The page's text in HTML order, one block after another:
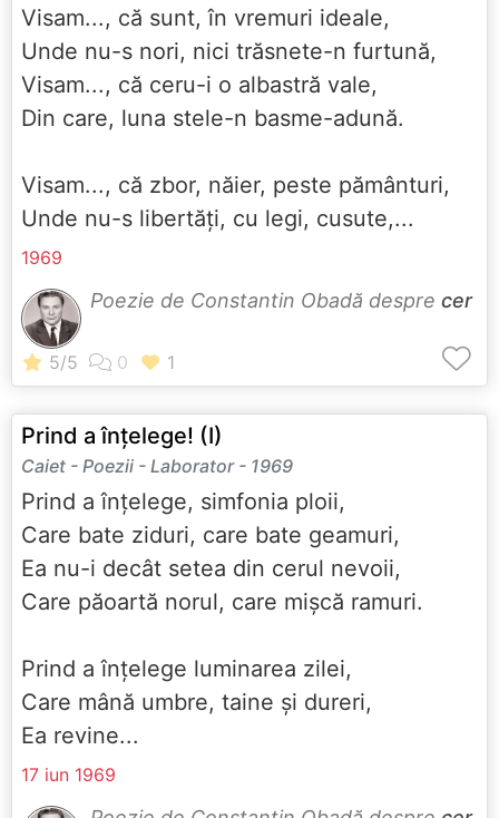
Visam..., că sunt, în vremuri ideale,
Unde nu-s nori, nici trăsnete-n furtună,
Visam..., că ceru-i o albastră vale,
Din care, luna stele-n basme-adună.
Visam..., că zbor, năier, peste pământuri,
Unde nu-s libertăți, cu legi, cusute,...
1969
Poezie de Constantin Obadă despre cer
Prind a înțelege! (I)
Caiet - Poezii - Laborator - 1969
Prind a înțelege, simfonia ploii,
Care bate ziduri, care bate geamuri,
Ea nu-i decât setea din cerul nevoii,
Care păoartă norul, care mișcă ramuri.
Prind a înțelege luminarea zilei,
Care mână umbre, taine și dureri,
Ea revine...
17 iun 1969